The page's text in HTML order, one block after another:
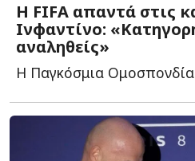
Η FIFA απαντά στις
Ινφαντίνο:
αναληθείς»